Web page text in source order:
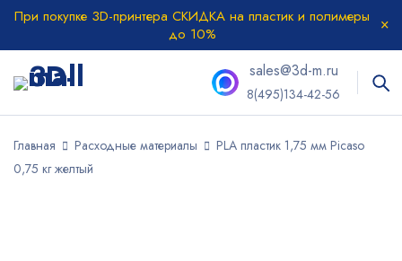
При покупке 3D-принтера СКИДКА на пластик и полимеры
до 10%
sales@3d-m.ru
8(495)134-42-56
Главная Расходные материалы
PLA пластик 1,75 мм Picaso
0,75 кг желтый